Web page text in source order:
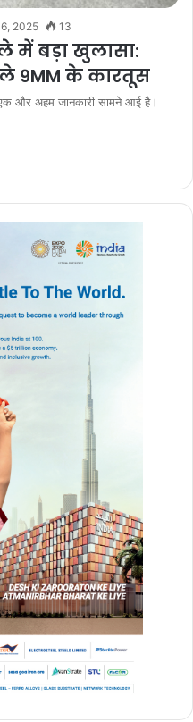
2025 13
में बड़ा खुलासा:
9MM के कारतूस
और अहम जानकारी सामने आई है।